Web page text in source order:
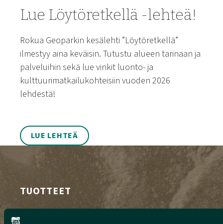
Lue Löytöretkellä -lehteä!
Rokua Geoparkin kesälehti ”Löytöretkellä”
ilmestyy aina keväisin. Tutustu alueen tarinaan ja
palveluihin sekä lue vinkit luonto- ja
kulttuurimatkailukohteisiin vuoden 2026
lehdestä!
LUE LEHTEÄ
TUOTTEET